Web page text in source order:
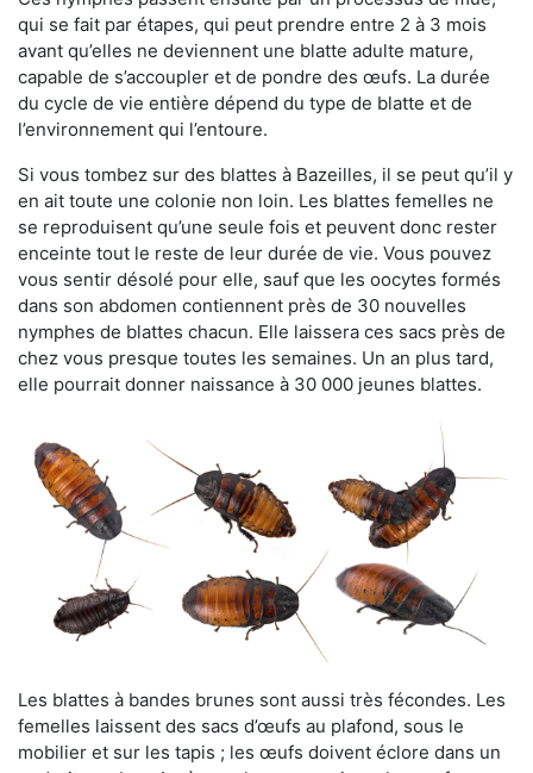
qui se fait par étapes, qui peut prendre entre 2 à 3 mois
avant qu’elles ne deviennent une blatte adulte mature,
capable de s’accoupler et de pondre des œufs. La durée
du cycle de vie entière dépend du type de blatte et de
l’environnement qui l’entoure.
Si vous tombez sur des blattes à Bazeilles, il se peut qu’il y
en ait toute une colonie non loin. Les blattes femelles ne
se reproduisent qu’une seule fois et peuvent donc rester
enceinte tout le reste de leur durée de vie. Vous pouvez
vous sentir désolé pour elle, sauf que les oocytes formés
dans son abdomen contiennent près de 30 nouvelles
nymphes de blattes chacun. Elle laissera ces sacs près de
chez vous presque toutes les semaines. Un an plus tard,
elle pourrait donner naissance à 30 000 jeunes blattes.
Les blattes à bandes brunes sont aussi très fécondes. Les
femelles laissent des sacs d’œufs au plafond, sous le
mobilier et sur les tapis ; les œufs doivent éclore dans un